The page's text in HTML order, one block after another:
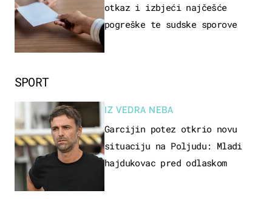
SPORT
IZ VEDRA NEBA
Garcijin potez otkrio novu
situaciju na Poljudu: Mladi
hajdukovac pred odlaskom
otkaz i izbjeći najčešće
pogreške te sudske sporove